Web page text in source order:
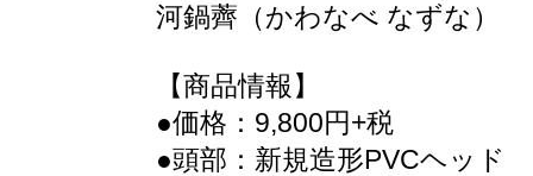
河鍋薺（かわなべ なずな）
【商品情報】
●価格：9,800円+税
●頭部：新規造形PVCヘッド